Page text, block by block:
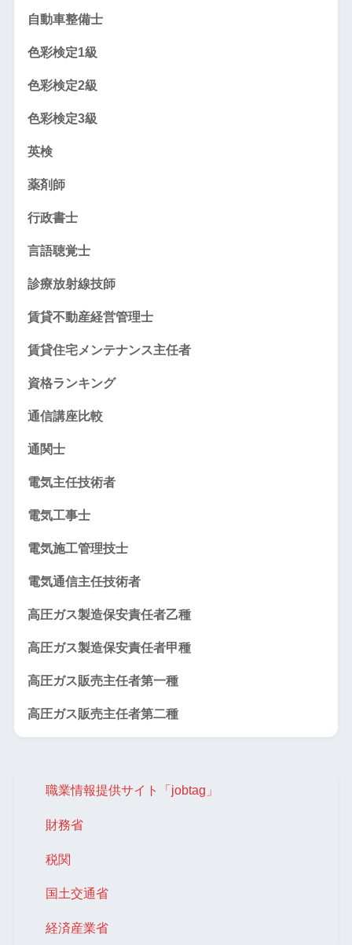
自動車整備士
色彩検定1級
色彩検定2級
色彩検定3級
英検
薬剤師
行政書士
言語聴覚士
診療放射線技師
賃貸不動産経営管理士
賃貸住宅メンテナンス主任者
資格ランキング
通信講座比較
通関士
電気主任技術者
電気工事士
電気施工管理技士
電気通信主任技術者
高圧ガス製造保安責任者乙種
高圧ガス製造保安責任者甲種
高圧ガス販売主任者第一種
高圧ガス販売主任者第二種
職業情報提供サイト「jobtag」
財務省
税関
国土交通省
経済産業省